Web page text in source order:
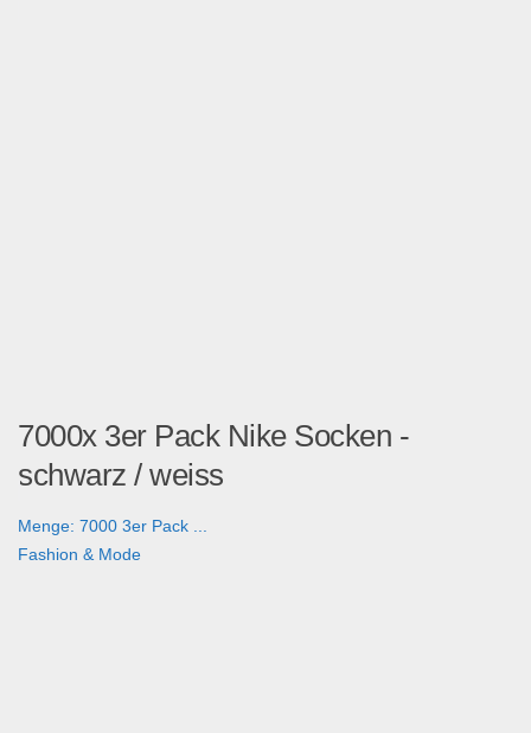
7000x 3er Pack Nike Socken -
schwarz / weiss
Menge: 7000 3er Pack ...
Fashion & Mode